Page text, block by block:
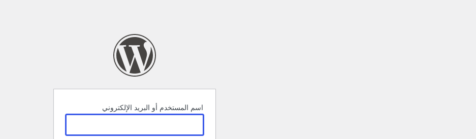
اسم المستخدم أو البريد الإلكتروني